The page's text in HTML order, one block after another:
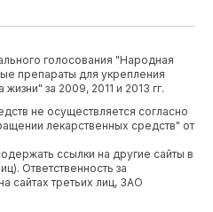
голосования "Народная
препараты для укрепления
за 2009, 2011 и 2013 гг.
не осуществляется согласно
лекарственных средств" от
ссылки на другие сайты в
Ответственность за
третьих лиц, ЗАО